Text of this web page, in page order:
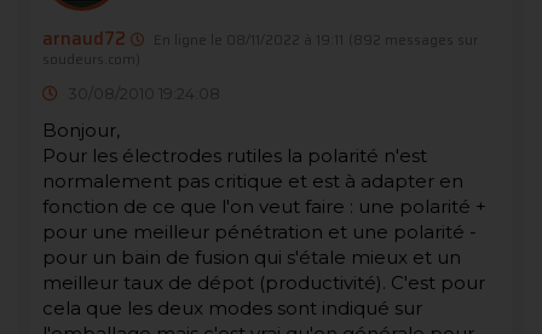
arnaud72 En ligne le 08/11/2022 à 19:11
(892 messages sur
soudeurs.com)
30/08/2010 19:24:08
Bonjour,
Pour les électrodes rutiles la polarité n'est
normalement pas critique et est à adapter en
fonction de ce que l'on veut faire : une polarité +
pour une meilleur pénétration et une polarité -
pour un bain de fusion qui s'étale mieux et un
meilleur taux de dépot (productivité). C'est pour
cela que les deux modes sont indiqué sur